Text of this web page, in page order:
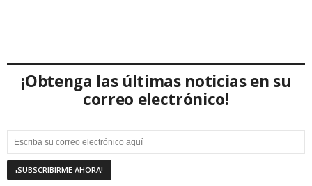
¡Obtenga las últimas noticias en su
correo electrónico!